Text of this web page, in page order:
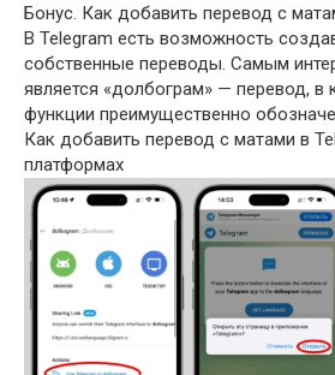
Бонус. Как добавить перевод с
В Telegram есть возможность
собственные переводы. Самым
является «долбограм» — перевод, в
функции преимущественно
Как добавить перевод с матами в
платформах